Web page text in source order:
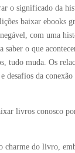
o significado da
baixar ebooks
com uma
saber o que
tudo muda. Os
desafios da
livros conosco
do livro,